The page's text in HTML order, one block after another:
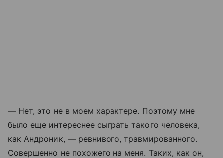
— Нет, это не в моем характере. Поэтому мне
было еще интереснее сыграть такого человека,
как Андроник, — ревнивого, травмированного.
Совершенно не похожего на меня. Таких, как он,